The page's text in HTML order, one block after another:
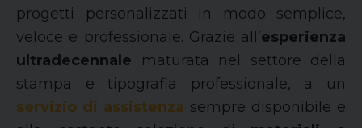
progetti personalizzati in modo semplice,
veloce e professionale. Grazie all’esperienza
ultradecennale maturata nel settore della
stampa e tipografia professionale, a un
servizio di assistenza sempre disponibile e